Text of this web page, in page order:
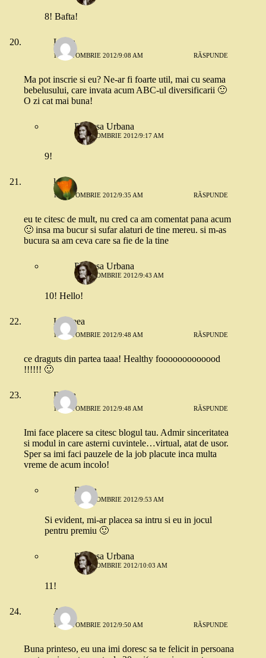
8! Bafta!
Laura
18 OCTOMBRIE 2012/9:08 AM RĂSPUNDE
Ma pot inscrie si eu? Ne-ar fi foarte util, mai cu seama
bebelusului, care invata acum ABC-ul diversificarii 🙂
O zi cat mai buna!
Printesa Urbana
18 OCTOMBRIE 2012/9:17 AM
9!
larisa
18 OCTOMBRIE 2012/9:35 AM RĂSPUNDE
eu te citesc de mult, nu cred ca am comentat pana acum
🙂 insa ma bucur si sufar alaturi de tine mereu. si m-as
bucura sa am ceva care sa fie de la tine
Printesa Urbana
18 OCTOMBRIE 2012/9:43 AM
10! Hello!
Leedeea
18 OCTOMBRIE 2012/9:48 AM RĂSPUNDE
ce draguts din partea taaa! Healthy fooooooooooood
!!!!!! 🙂
Diana
18 OCTOMBRIE 2012/9:48 AM RĂSPUNDE
Imi face placere sa citesc blogul tau. Admir sinceritatea
si modul in care asterni cuvintele…virtual, atat de usor.
Sper sa imi faci pauzele de la job placute inca multa
vreme de acum incolo!
Diana
18 OCTOMBRIE 2012/9:53 AM
Si evident, mi-ar placea sa intru si eu in jocul
pentru premiu 🙂
Printesa Urbana
18 OCTOMBRIE 2012/10:03 AM
11!
Anca
18 OCTOMBRIE 2012/9:50 AM RĂSPUNDE
Buna printeso, eu una imi doresc sa te felicit in persoana